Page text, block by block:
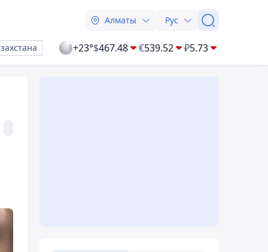
Алматы Рус
+23°$467.48 €539.52 ₽5.73